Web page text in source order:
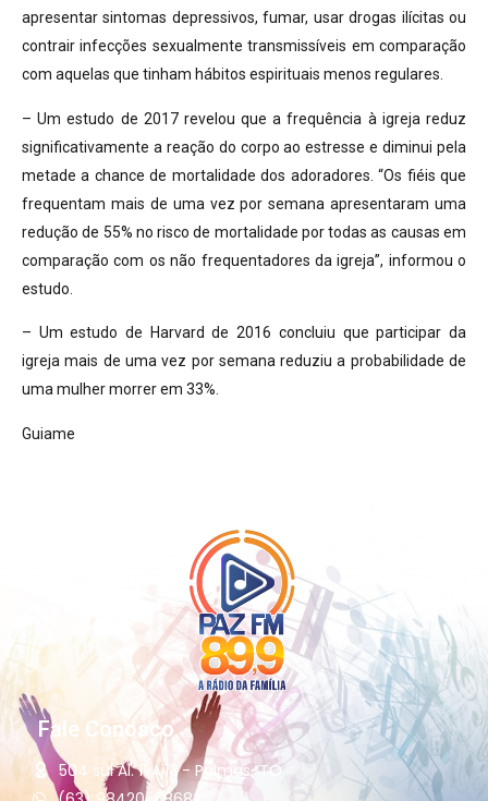
apresentar sintomas depressivos, fumar, usar drogas ilícitas ou
contrair infecções sexualmente transmissíveis em comparação
com aquelas que tinham hábitos espirituais menos regulares.
– Um estudo de 2017 revelou que a frequência à igreja reduz
significativamente a reação do corpo ao estresse e diminui pela
metade a chance de mortalidade dos adoradores. “Os fiéis que
frequentam mais de uma vez por semana apresentaram uma
redução de 55% no risco de mortalidade por todas as causas em
comparação com os não frequentadores da igreja”, informou o
estudo.
– Um estudo de Harvard de 2016 concluiu que participar da
igreja mais de uma vez por semana reduziu a probabilidade de
uma mulher morrer em 33%.
Guiame
Fale Conosco
504 sul Al. 11 Ai13 - Palmas-TO